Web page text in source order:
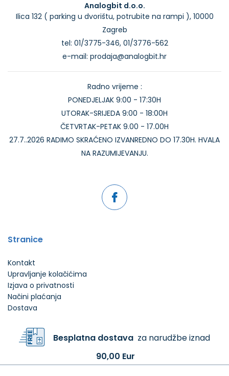
Analogbit d.o.o.
Ilica 132 ( parking u dvorištu, potrubite na rampi ), 10000
Zagreb
tel: 01/3775-346, 01/3776-562
e-mail: prodaja@analogbit.hr
Radno vrijeme :
PONEDJELJAK 9:00 - 17:30H
UTORAK-SRIJEDA 9:00 - 18:00H
ČETVRTAK-PETAK 9.00 - 17.00H
27.7..2026 RADIMO SKRAĆENO IZVANREDNO DO 17.30H. HVALA
NA RAZUMIJEVANJU.
Stranice
Kontakt
Upravljanje kolačićima
Izjava o privatnosti
Načini plaćanja
Dostava
Besplatna dostavaza narudžbe iznad
90,00 Eur